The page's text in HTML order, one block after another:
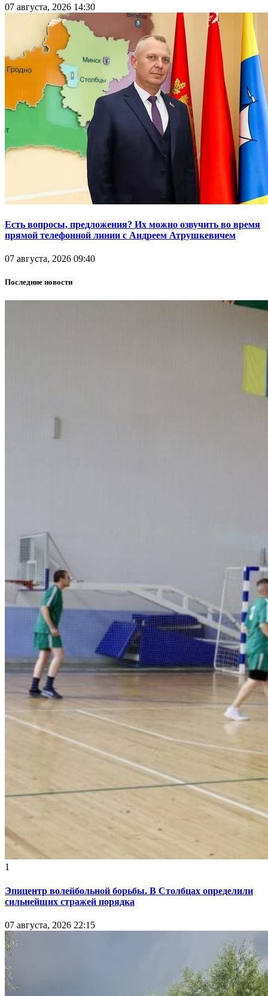
07 августа, 2026 14:30
Есть вопросы, предложения? Их можно озвучить во время
прямой телефонной линии с Андреем Атрушкевичем
07 августа, 2026 09:40
Последние новости
1
Эпицентр волейбольной борьбы. В Столбцах определили
сильнейших стражей порядка
07 августа, 2026 22:15